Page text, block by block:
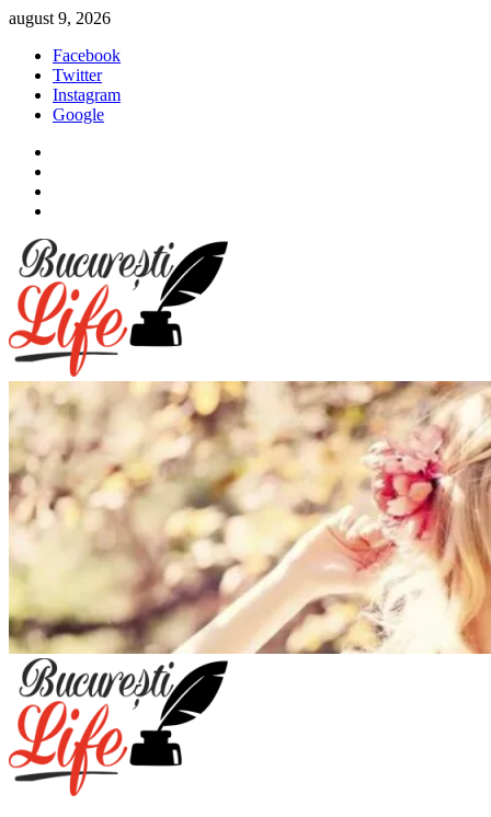
Sari
conținut
august 9, 2026
Facebook
Twitter
Instagram
Google
Meniu
principal